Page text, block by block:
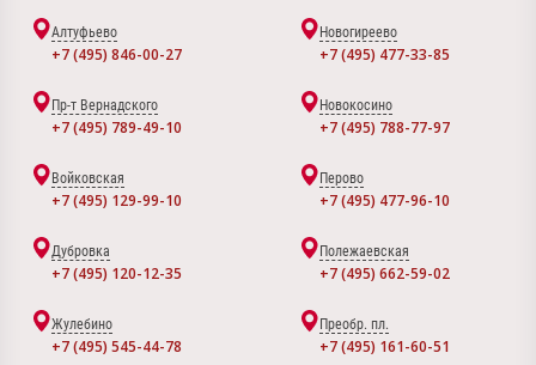
Алтуфьево
+7 (495) 846-00-27
Новогиреево
+7 (495) 477-33-85
Пр-т Вернадского
+7 (495) 789-49-10
Новокосино
+7 (495) 788-77-97
Войковская
+7 (495) 129-99-10
Перово
+7 (495) 477-96-10
Дубровка
+7 (495) 120-12-35
Полежаевская
+7 (495) 662-59-02
Жулебино
+7 (495) 545-44-78
Преобр. пл.
+7 (495) 161-60-51